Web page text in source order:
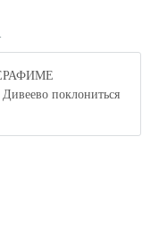
поклониться